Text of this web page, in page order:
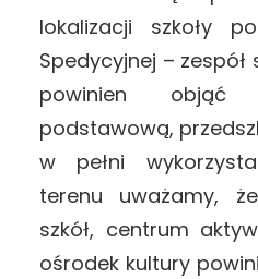
lokalizacji szkoły
Spedycyjnej – zespół
powinien objąć
podstawową,
w pełni
terenu uważamy,
szkół, centrum
ośrodek kultury